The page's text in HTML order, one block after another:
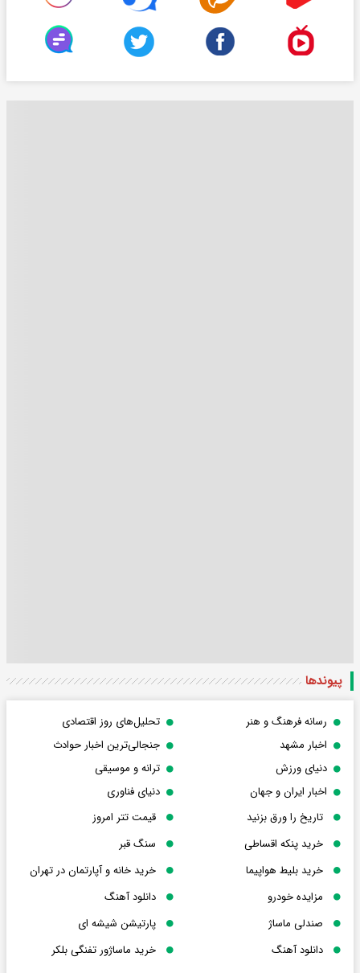
پیوندها
رسانه فرهنگ و هنر
تحلیل‌های روز اقتصادی
اخبار مشهد
جنجالی‌ترین اخبار حوادث
دنیای ورزش
ترانه و موسیقی
اخبار ایران و جهان
دنیای فناوری
تاریخ را ورق بزنید
قیمت تتر امروز
خرید پنکه اقساطی
سنگ قبر
خرید بلیط هواپیما
خرید خانه و آپارتمان در تهران
مزایده خودرو
دانلود آهنگ
صندلی ماساژ
پارتیشن شیشه ای
دانلود آهنگ
خرید ماساژور تفنگی بلکر